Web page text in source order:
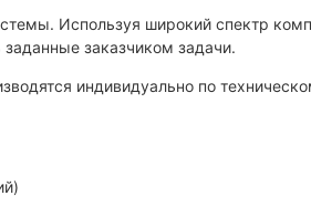
Используя широкий спектр
заказчиком задачи.
индивидуально по